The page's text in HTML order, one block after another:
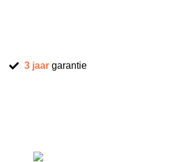
3 jaar garantie